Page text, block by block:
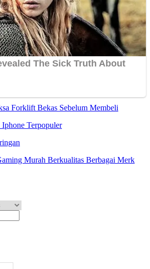
Terpopuler
Murah Berkualitas Berbagai Merk